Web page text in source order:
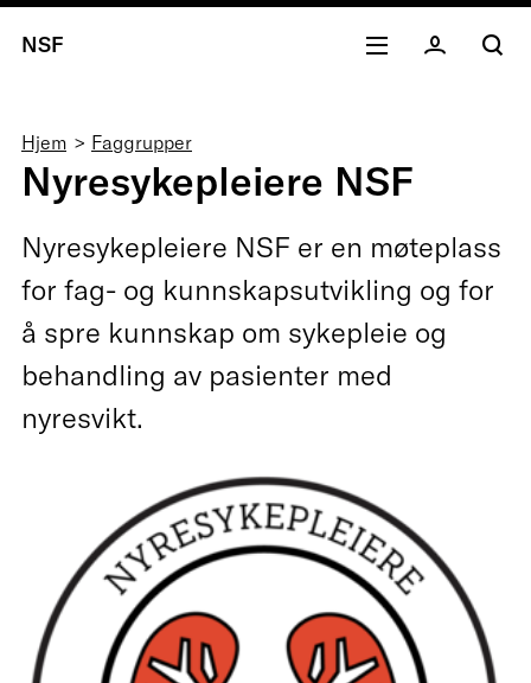
NSF
Navigasjonssti
Hjem Faggrupper
Nyresykepleiere NSF
Nyresykepleiere NSF er en møteplass
for fag- og kunnskapsutvikling og for
å spre kunnskap om sykepleie og
behandling av pasienter med
nyresvikt.